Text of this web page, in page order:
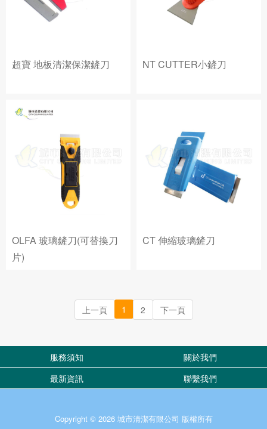
超寶 地板清潔保潔鏟刀 NT CUTTER小鏟刀
OLFA 玻璃鏟刀(可替換刀
片)
CT 伸縮玻璃鏟刀
上一頁 1 2 下一頁
服務須知
關於我們
最新資訊
聯繫我們
Copyright © 2026 城市清潔有限公司 版權所有